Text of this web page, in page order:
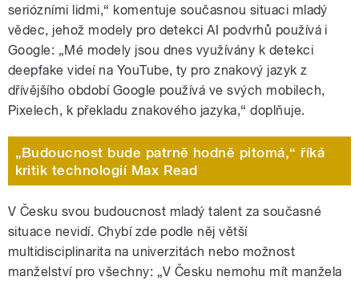
seriózními lidmi,“ komentuje současnou situaci mladý
vědec, jehož modely pro detekci AI podvrhů používá i
Google: „Mé modely jsou dnes využívány k detekci
deepfake videí na YouTube, ty pro znakový jazyk z
dřívějšího období Google používá ve svých mobilech,
Pixelech, k překladu znakového jazyka,“ doplňuje.
„Budoucnost bude patrně hodně pitomá,“ říká
kritik technologií Max Read
V Česku svou budoucnost mladý talent za současné
situace nevidí. Chybí zde podle něj větší
multidisciplinarita na univerzitách nebo možnost
manželství pro všechny: „V Česku nemohu mít manžela